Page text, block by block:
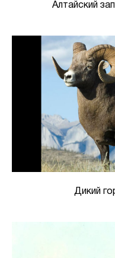
Алтайский
Дикий